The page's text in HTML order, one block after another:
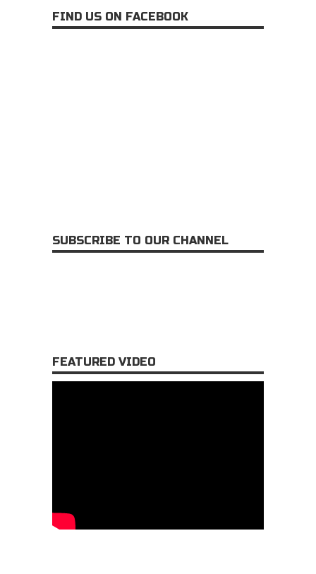
FIND US ON FACEBOOK
SUBSCRIBE TO OUR CHANNEL
FEATURED VIDEO